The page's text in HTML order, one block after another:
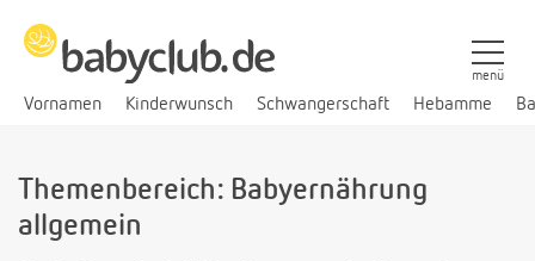
Vornamen Kinderwunsch Schwangerschaft Hebamme
menü
Themenbereich: Babyernährung
allgemein